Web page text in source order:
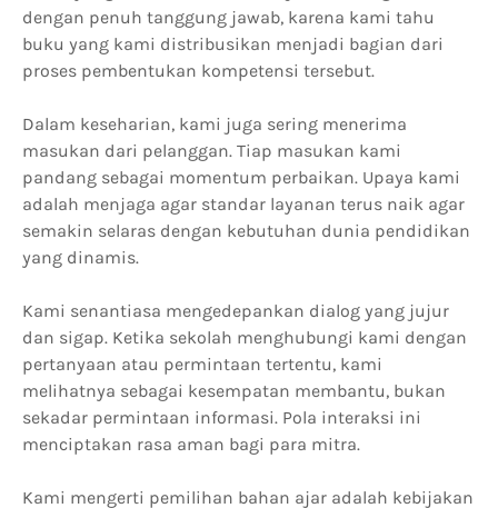
dengan penuh tanggung jawab, karena kami tahu
buku yang kami distribusikan menjadi bagian dari
proses pembentukan kompetensi tersebut.
Dalam keseharian, kami juga sering menerima
masukan dari pelanggan. Tiap masukan kami
pandang sebagai momentum perbaikan. Upaya kami
adalah menjaga agar standar layanan terus naik agar
semakin selaras dengan kebutuhan dunia pendidikan
yang dinamis.
Kami senantiasa mengedepankan dialog yang jujur
dan sigap. Ketika sekolah menghubungi kami dengan
pertanyaan atau permintaan tertentu, kami
melihatnya sebagai kesempatan membantu, bukan
sekadar permintaan informasi. Pola interaksi ini
menciptakan rasa aman bagi para mitra.
Kami mengerti pemilihan bahan ajar adalah kebijakan